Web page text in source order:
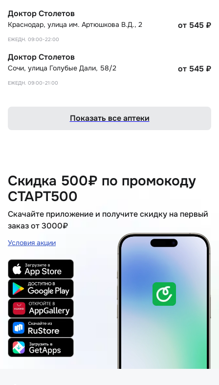
Доктор Столетов
Краснодар, улица им. Артюшкова В.Д., 2
ЕЖЕДН. 09:00-22:00
от 545 ₽
Доктор Столетов
Сочи, улица Голубые Дали, 58/2
ЕЖЕДН. 09:00-21:00
от 545 ₽
Показать все аптеки
Скидка 500₽ по промокоду
СТАРТ500
Скачайте приложение и получите скидку на первый
заказ от 3000₽
Условия акции